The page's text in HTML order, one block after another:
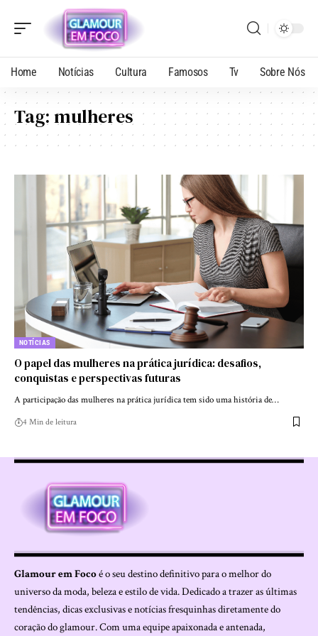
Home Notícias Cultura Famosos Tv Sobre Nós
Tag:mulheres
NOTÍCIAS
O papel das mulheres na prática jurídica: desafios,
conquistas e perspectivas futuras
A participação das mulheres na prática jurídica tem sido uma história de…
4 Min de leitura
Glamour em Focoé o seu destino definitivo para o melhor do
universo da moda, beleza e estilo de vida. Dedicado a trazer as últimas
tendências, dicas exclusivas e notícias fresquinhas diretamente do
coração do glamour. Com uma equipe apaixonada e antenada,